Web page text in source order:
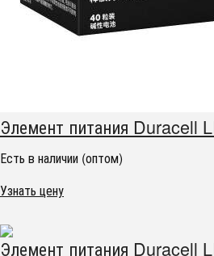
Элемент питания Duracell
Есть в наличии (оптом)
Узнать цену
Элемент питания Duracell